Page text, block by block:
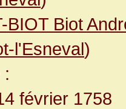
BIOT Biot
l'Esneval)
:
février 1758